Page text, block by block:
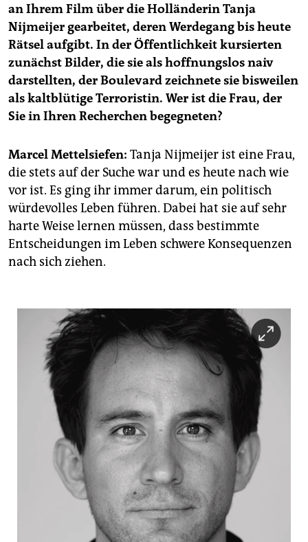
an Ihrem Film über die Holländerin Tanja
Nijmeijer gearbeitet, deren Werdegang bis heute
Rätsel aufgibt. In der Öffentlichkeit kursierten
zunächst Bilder, die sie als hoffnungslos naiv
darstellten, der Boulevard zeichnete sie bisweilen
als kaltblütige Terroristin. Wer ist die Frau, der
Sie in Ihren Recherchen begegneten?
Marcel Mettelsiefen: Tanja Nijmeijer ist eine Frau,
die stets auf der Suche war und es heute nach wie
vor ist. Es ging ihr immer darum, ein politisch
würdevolles Leben führen. Dabei hat sie auf sehr
harte Weise lernen müssen, dass bestimmte
Entscheidungen im Leben schwere Konsequenzen
nach sich ziehen.